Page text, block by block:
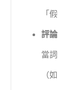
「
評
當
（